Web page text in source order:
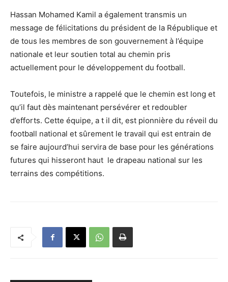
Hassan Mohamed Kamil a également transmis un
message de félicitations du président de la République et
de tous les membres de son gouvernement à l’équipe
nationale et leur soutien total au chemin pris
actuellement pour le développement du football.
Toutefois, le ministre a rappelé que le chemin est long et
qu’il faut dès maintenant persévérer et redoubler
d’efforts. Cette équipe, a t il dit, est pionnière du réveil du
football national et sûrement le travail qui est entrain de
se faire aujourd’hui servira de base pour les générations
futures qui hisseront haut le drapeau national sur les
terrains des compétitions.